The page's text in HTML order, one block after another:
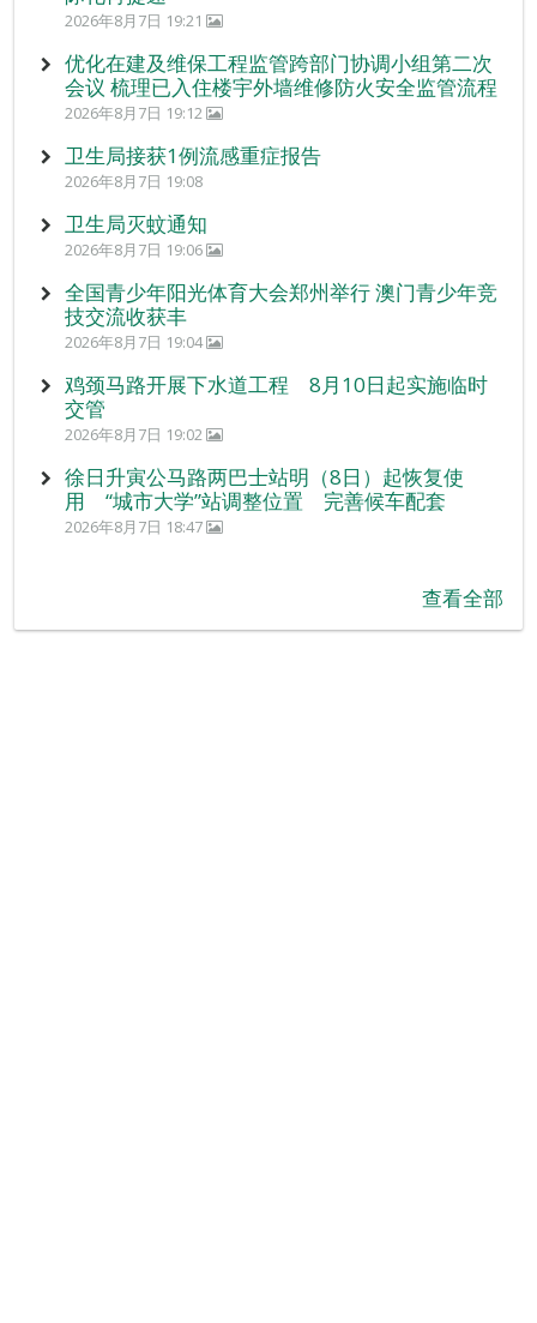
2026年8月7日 19:21
优化在建及维保工程监管跨部门协调小组第二次
会议 梳理已入住楼宇外墙维修防火安全监管流程
2026年8月7日 19:12
卫生局接获1例流感重症报告
2026年8月7日 19:08
卫生局灭蚊通知
2026年8月7日 19:06
全国青少年阳光体育大会郑州举行 澳门青少年竞
技交流收获丰
2026年8月7日 19:04
鸡颈马路开展下水道工程 8月10日起实施临时
交管
2026年8月7日 19:02
徐日升寅公马路两巴士站明（8日）起恢复使
用 “城市大学”站调整位置 完善候车配套
2026年8月7日 18:47
查看全部